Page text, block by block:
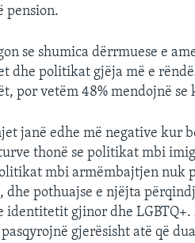
pension.
se shumica dërrmuese e
dhe politikat gjëja më e
por vetëm 48% mendojnë
janë edhe më negative kur
thonë se politikat mbi
mbi armëmbajtjen nuk
dhe pothuajse e njëjta
identitetit gjinor dhe
gjerësisht atë që